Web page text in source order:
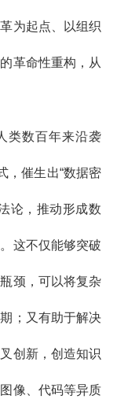
为起点、以组织
革命性重构，从
数百年来沿袭
，催生出“数据密
论，推动形成数
这不仅能够突破
颈，可以将复杂
；又有助于解决
创新，创造知识
像、代码等异质